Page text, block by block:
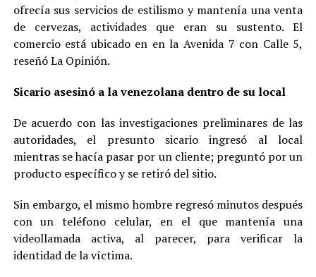
ofrecía sus servicios de estilismo y mantenía una venta
de cervezas, actividades que eran su sustento. El
comercio está ubicado en en la Avenida 7 con Calle 5,
reseñó La Opinión.
Sicario asesinó a la venezolana dentro de su local
De acuerdo con las investigaciones preliminares de las
autoridades, el presunto sicario ingresó al local
mientras se hacía pasar por un cliente; preguntó por un
producto específico y se retiró del sitio.
Sin embargo, el mismo hombre regresó minutos después
con un teléfono celular, en el que mantenía una
videollamada activa, al parecer, para verificar la
identidad de la víctima.